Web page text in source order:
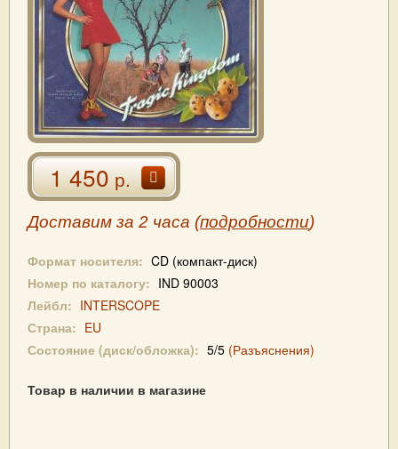
1 450р.
Доставим за 2 часа (подробности)
Формат носителя: CD (компакт-диск)
Номер по каталогу: IND 90003
Лейбл: INTERSCOPE
Страна: EU
Состояние (диск/обложка): 5/5 (Разъяснения)
Товар в наличии в магазине